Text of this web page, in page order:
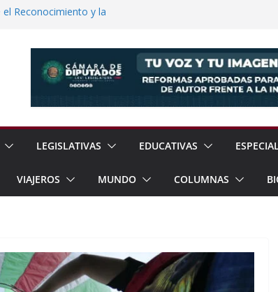
Reconocimiento y la
Internacional de
Servicios Gratuitos a Cuautla
LEGISLATIVAS EDUCATIVAS
VIAJEROS MUNDO COLUMNAS